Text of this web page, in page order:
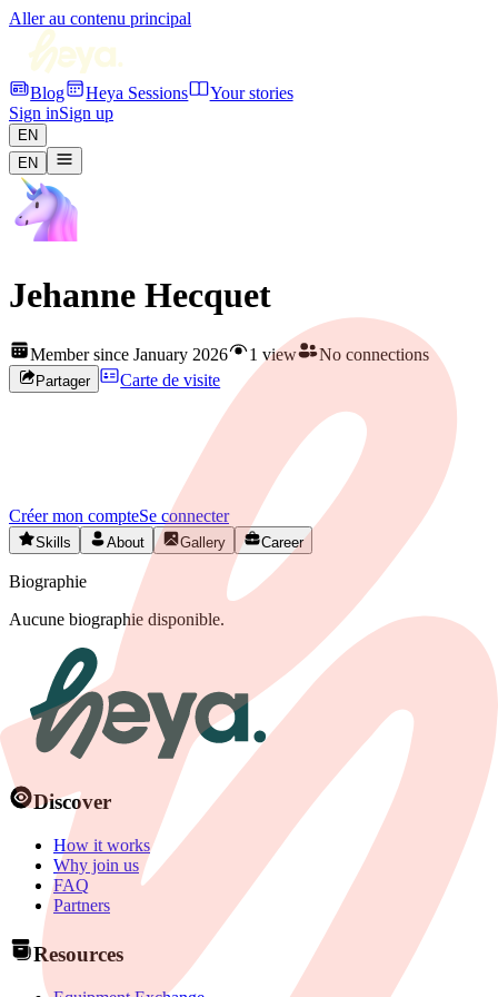
Aller au contenu principal
Blog Heya Sessions
Your stories
Sign inSign up
EN
EN
Jehanne Hecquet
Member since January 2026 1 view No connections
Partager Carte de visite
Rejoignez HEYA pour contacter
Créez votre profil gratuitement et développez votre réseau artistique
Créer mon compteSe connecter
Skills About Gallery Career
Biographie
Aucune biographie disponible.
Discover
How it works
Why join us
FAQ
Partners
Resources